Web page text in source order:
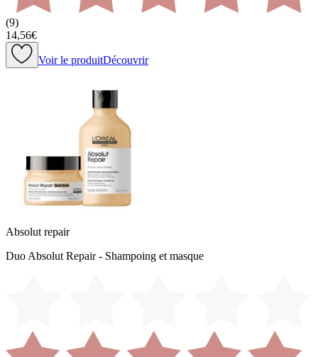
(9)
14,56€
Voir le produitDécouvrir
Absolut repair
Duo Absolut Repair - Shampoing et masque